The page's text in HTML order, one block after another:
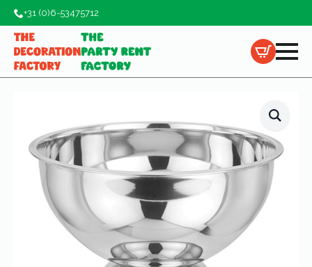
+31 (0)6-53475712